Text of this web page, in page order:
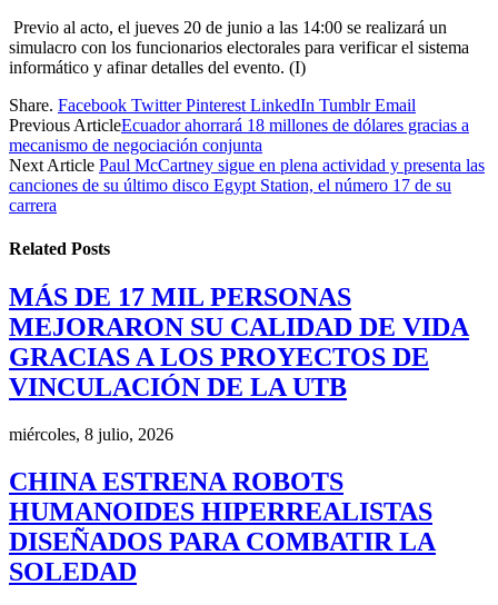
Previo al acto, el jueves 20 de junio a las 14:00 se realizará un
simulacro con los funcionarios electorales para verificar el sistema
informático y afinar detalles del evento. (I)
Share. Facebook Twitter Pinterest LinkedIn Tumblr Email
Previous ArticleEcuador ahorrará 18 millones de dólares gracias a
mecanismo de negociación conjunta
Next Article Paul McCartney sigue en plena actividad y presenta las
canciones de su último disco Egypt Station, el número 17 de su
carrera
Related Posts
MÁS DE 17 MIL PERSONAS
MEJORARON SU CALIDAD DE VIDA
GRACIAS A LOS PROYECTOS DE
VINCULACIÓN DE LA UTB
miércoles, 8 julio, 2026
CHINA ESTRENA ROBOTS
HUMANOIDES HIPERREALISTAS
DISEÑADOS PARA COMBATIR LA
SOLEDAD